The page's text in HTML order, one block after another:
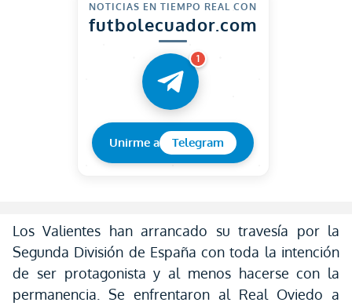
NOTICIAS EN TIEMPO REAL CON
futbolecuador.com
1
Unirme a Telegram
Los Valientes han arrancado su travesía por la
Segunda División de España con toda la intención
de ser protagonista y al menos hacerse con la
permanencia. Se enfrentaron al Real Oviedo a